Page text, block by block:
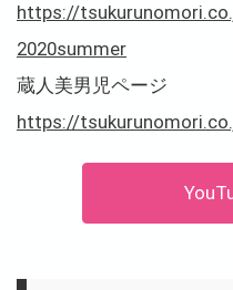
https://
2020summer
蔵人美男児ページ
https://